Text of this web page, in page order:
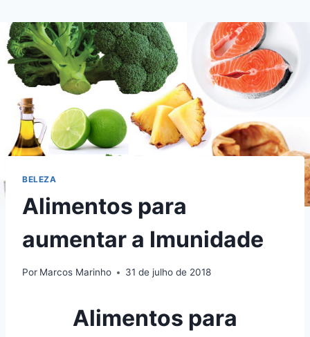
para
Conteúdo
BELEZA
Alimentos para
aumentar a Imunidade
Por Marcos Marinho 31 de julho de 2018
Alimentos para